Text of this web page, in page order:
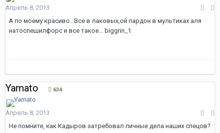
Апрель 8, 2013
А по моему красиво...Все в лаковых,ой пардон в мультиках аля
натоспешилфорс и все такое... biggrin_1
Yamato 634
Апрель 8, 2013
Не помните, как Кадыров затребовал личные дела наших спецов?